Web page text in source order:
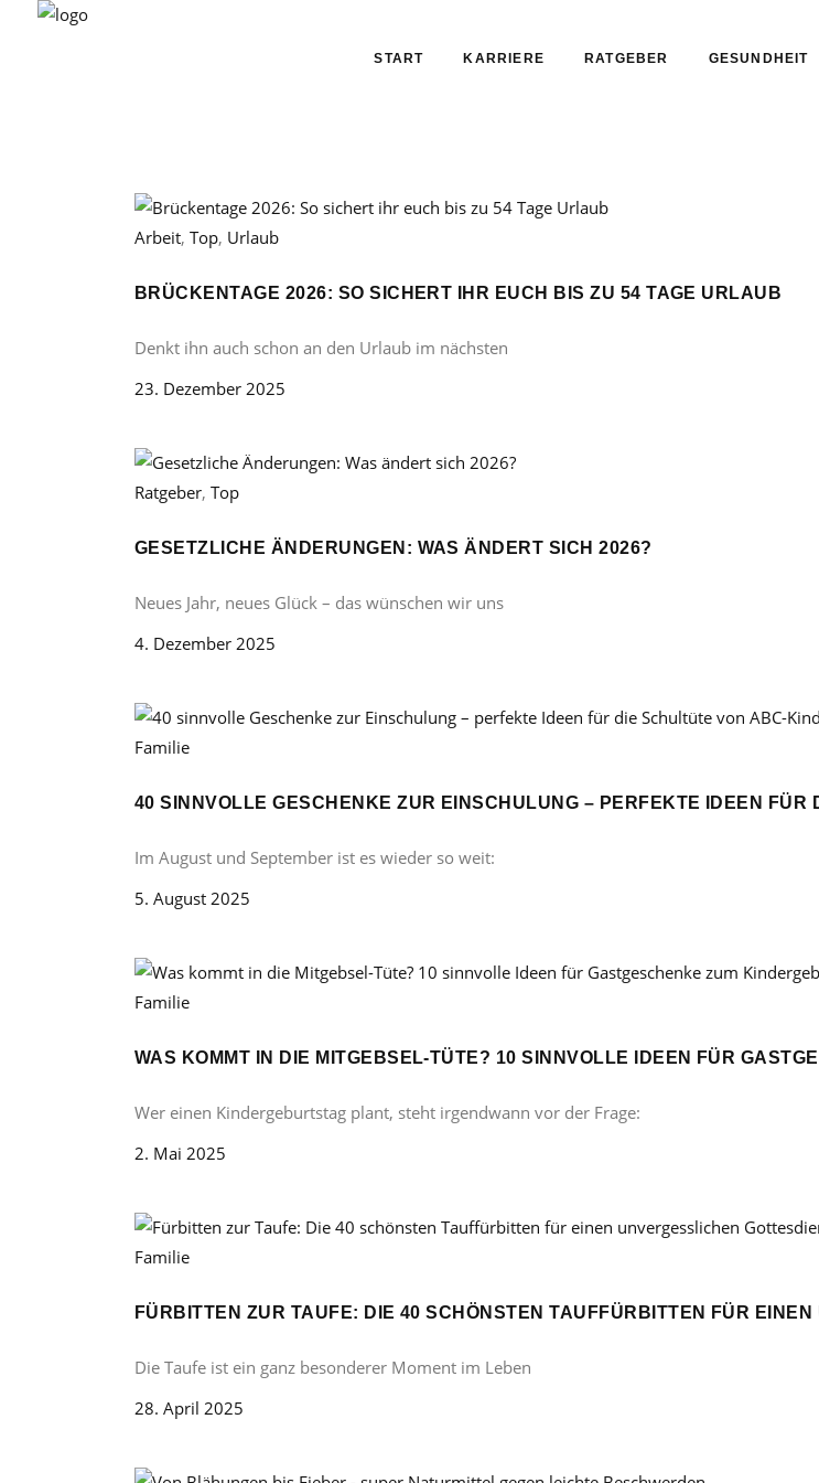
START KARRIERE RATGEBER GESUNDHEIT
Arbeit, Top, Urlaub
BRÜCKENTAGE 2026: SO SICHERT IHR EUCH BIS ZU 54 TAGE URLAUB
Denkt ihn auch schon an den Urlaub im nächsten
23. Dezember 2025
Ratgeber, Top
GESETZLICHE ÄNDERUNGEN: WAS ÄNDERT SICH 2026?
Neues Jahr, neues Glück – das wünschen wir uns
4. Dezember 2025
Familie
40 SINNVOLLE GESCHENKE ZUR EINSCHULUNG – PERFEKTE IDEEN FÜR
Im August und September ist es wieder so weit:
5. August 2025
Familie
WAS KOMMT IN DIE MITGEBSEL-TÜTE? 10 SINNVOLLE IDEEN FÜR
Wer einen Kindergeburtstag plant, steht irgendwann vor der Frage:
2. Mai 2025
Familie
FÜRBITTEN ZUR TAUFE: DIE 40 SCHÖNSTEN TAUFFÜRBITTEN FÜR
Die Taufe ist ein ganz besonderer Moment im Leben
28. April 2025